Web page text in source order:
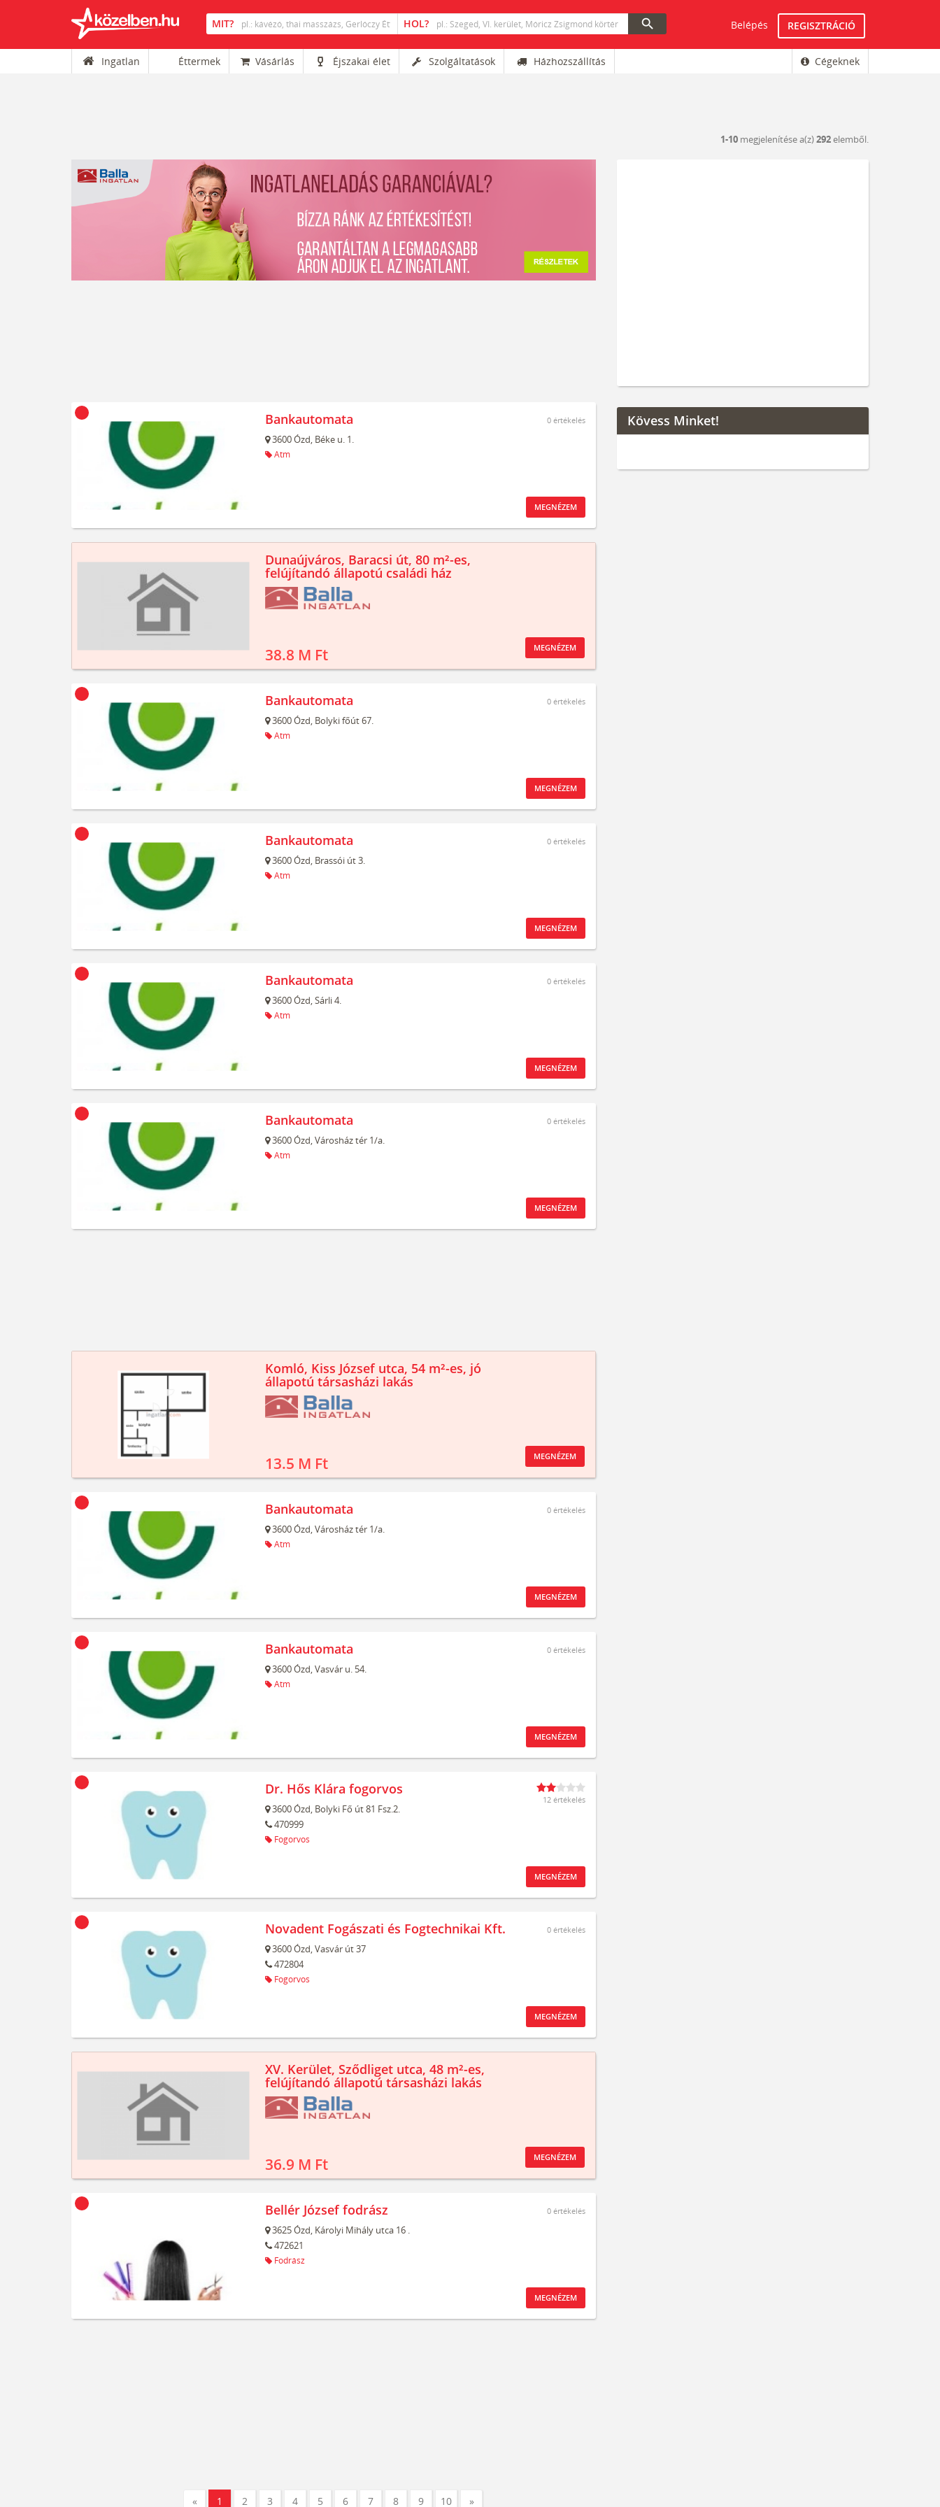
search Belépés REGISZTRÁCIÓ
Ingatlan Éttermek Vásárlás Éjszakai élet Szolgáltatások Házhozszállítás Cégeknek
1-10 megjelenítése a(z)292elemből.
Bankautomata
3600Ózd, Béke u. 1.
Atm
0 értékelés
MEGNÉZEM
Dunaújváros, Baracsi út, 80 m²-es,
felújítandó állapotú családi ház
38.8 M Ft MEGNÉZEM
Bankautomata
3600Ózd, Bolyki főút 67.
Atm
0 értékelés
MEGNÉZEM
Bankautomata
3600Ózd, Brassói út 3.
Atm
0 értékelés
MEGNÉZEM
Bankautomata
3600Ózd,Sárli 4.
Atm
0 értékelés
MEGNÉZEM
Bankautomata
3600Ózd,Városház tér 1/a.
Atm
0 értékelés
MEGNÉZEM
Komló, Kiss József utca, 54 m²-es, jó
állapotú társasházi lakás
13.5 M Ft MEGNÉZEM
Bankautomata
3600Ózd,Városház tér 1/a.
Atm
0 értékelés
MEGNÉZEM
Bankautomata
3600Ózd,Vasvár u. 54.
Atm
0 értékelés
MEGNÉZEM
Dr. Hős Klára fogorvos
3600Ózd, Bolyki Fő út 81 Fsz.2.
470999
Fogorvos
12 értékelés
MEGNÉZEM
Novadent Fogászati és Fogtechnikai Kft.
3600Ózd,Vasvár út 37
472804
Fogorvos
0 értékelés
MEGNÉZEM
XV. Kerület, Sződliget utca, 48 m²-es,
felújítandó állapotú társasházi lakás
36.9 M Ft MEGNÉZEM
Bellér József fodrász
3625Ózd, Károlyi Mihály utca 16 .
472621
Fodrász
0 értékelés
MEGNÉZEM
« 1 2 3 4 5 6 7 8 9 10 »
Kövess Minket!